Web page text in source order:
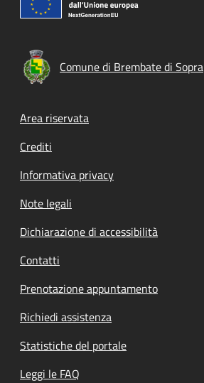
Comune di Brembate di Sopra
Footer menu
Area riservata
Crediti
Informativa privacy
Note legali
Dichiarazione di accessibilità
Contatti
Prenotazione appuntamento
Richiedi assistenza
Statistiche del portale
Leggi le FAQ